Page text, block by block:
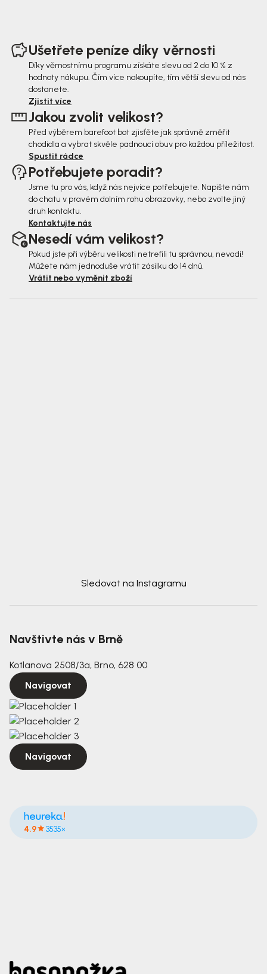
Ušetřete peníze díky věrnosti
Díky věrnostnímu programu získáte slevu od 2 do 10 % z
hodnoty nákupu. Čím více nakoupíte, tím větší slevu od nás
dostanete.
Zjistit více
Jakou zvolit velikost?
Před výběrem barefoot bot zjisťěte jak správně změřit
chodidla a vybrat skvěle padnoucí obuv pro každou příležitost.
Spustit rádce
Potřebujete poradit?
Jsme tu pro vás, když nás nejvíce potřebujete. Napište nám
do chatu v pravém dolním rohu obrazovky, nebo zvolte jiný
druh kontaktu.
Kontaktujte nás
Nesedí vám velikost?
Pokud jste při výběru velikosti netrefili tu správnou, nevadí!
Můžete nám jednoduše vrátit zásilku do 14 dnů.
Vrátit nebo vyměnit zboží
Sledovat na Instagramu
Navštivte nás v Brně
Kotlanova 2508/3a, Brno, 628 00
Navigovat
Navigovat
4.9 3535×